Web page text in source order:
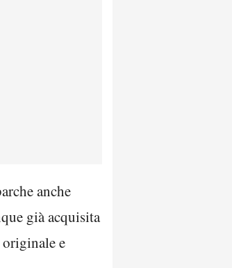
anche
già acquisita
e